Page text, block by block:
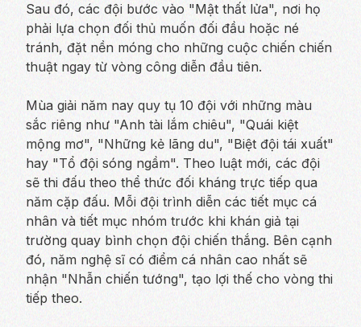
Sau đó, các đội bước vào "Mật thất lửa", nơi họ
phải lựa chọn đối thủ muốn đối đầu hoặc né
tránh, đặt nền móng cho những cuộc chiến chiến
thuật ngay từ vòng công diễn đầu tiên.
Mùa giải năm nay quy tụ 10 đội với những màu
sắc riêng như "Anh tài lắm chiêu", "Quái kiệt
mộng mơ", "Những kẻ lãng du", "Biệt đội tái xuất"
hay "Tổ đội sóng ngầm". Theo luật mới, các đội
sẽ thi đấu theo thể thức đối kháng trực tiếp qua
năm cặp đấu. Mỗi đội trình diễn các tiết mục cá
nhân và tiết mục nhóm trước khi khán giả tại
trường quay bình chọn đội chiến thắng. Bên cạnh
đó, năm nghệ sĩ có điểm cá nhân cao nhất sẽ
nhận "Nhẫn chiến tướng", tạo lợi thế cho vòng thi
tiếp theo.